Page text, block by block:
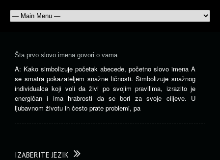
Šta prvo slovo imena govori o vama
A: Kako simbolizuje početak abecede, početno slovo imena A
se smatra pokazateljem snažne ličnosti. Simbolizuje snažnog
individualca koji voli da živi po svojim pravilima, izrazito je
energičan i ima hrabrosti da se bori za svoje ciljeve. U
ljubavnom životu ih često prate problemi, pa
IZABERITE JEZIK